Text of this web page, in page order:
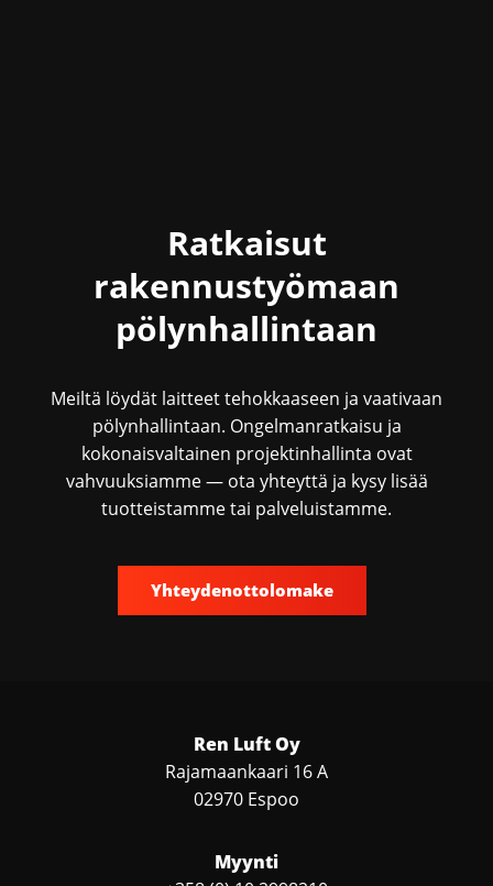
Ratkaisut
rakennustyömaan
pölynhallintaan
Meiltä löydät laitteet tehokkaaseen ja vaativaan
pölynhallintaan. Ongelmanratkaisu ja
kokonaisvaltainen projektinhallinta ovat
vahvuuksiamme — ota yhteyttä ja kysy lisää
tuotteistamme tai palveluistamme.
Yhteydenottolomake
Ren Luft Oy
Rajamaankaari 16 A
02970 Espoo
Myynti